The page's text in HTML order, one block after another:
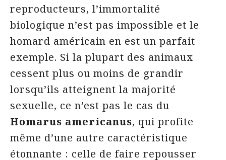
reproducteurs, l’immortalité
biologique n’est pas impossible et le
homard américain en est un parfait
exemple. Si la plupart des animaux
cessent plus ou moins de grandir
lorsqu’ils atteignent la majorité
sexuelle, ce n’est pas le cas du
Homarus americanus, qui profite
même d’une autre caractéristique
étonnante : celle de faire repousser